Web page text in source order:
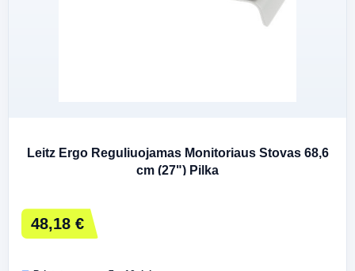
Leitz Ergo Reguliuojamas Monitoriaus Stovas 68,6
cm (27") Pilka
48,18 €